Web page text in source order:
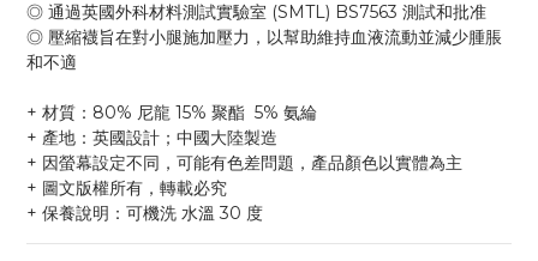
◎ 通過英國外科材料測試實驗室 (SMTL) BS7563 測試和批准
◎ 壓縮襪旨在對小腿施加壓力，以幫助維持血液流動並減少腫脹
和不適
+ 材質：80% 尼龍 15% 聚酯  5% 氨綸
+ 產地：英國設計；中國大陸製造
+ 因螢幕設定不同，可能有色差問題，產品顏色以實體為主
+ 圖文版權所有，轉載必究
+ 保養說明：可機洗 水溫 30 度